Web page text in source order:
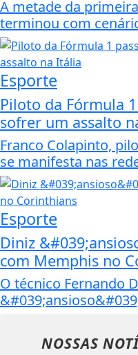
A metade da
terminou com
Esporte
Piloto da Fórmula
sofrer um assalto
Franco Colapinto,
se manifesta nas
Esporte
Diniz
com Memphis no
O técnico Fernando
NOSSAS